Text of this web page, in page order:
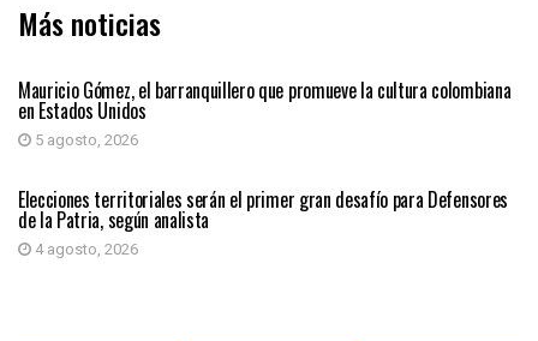
Más noticias
Mauricio Gómez, el barranquillero que promueve la cultura colombiana
en Estados Unidos
5 agosto, 2026
PRIMER PLANO
Elecciones territoriales serán el primer gran desafío para Defensores
de la Patria, según analista
4 agosto, 2026